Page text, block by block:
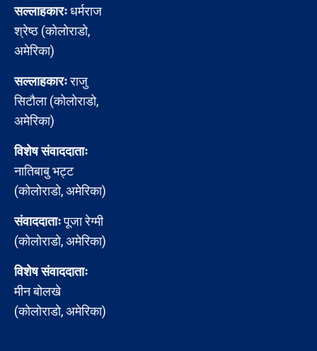
सल्लाहकारःधर्मराज
श्रेष्ठ (कोलोराडो,
अमेरिका)
सल्लाहकारःराजु
सिटौला (कोलोराडो,
अमेरिका)
विशेष संवाददाताः
नातिबाबु भट्ट
(कोलोराडो, अमेरिका)
संवाददाताःपूजा रेग्मी
(कोलोराडो, अमेरिका)
विशेष संवाददाताः
मीन बोलखे
(कोलोराडो, अमेरिका)